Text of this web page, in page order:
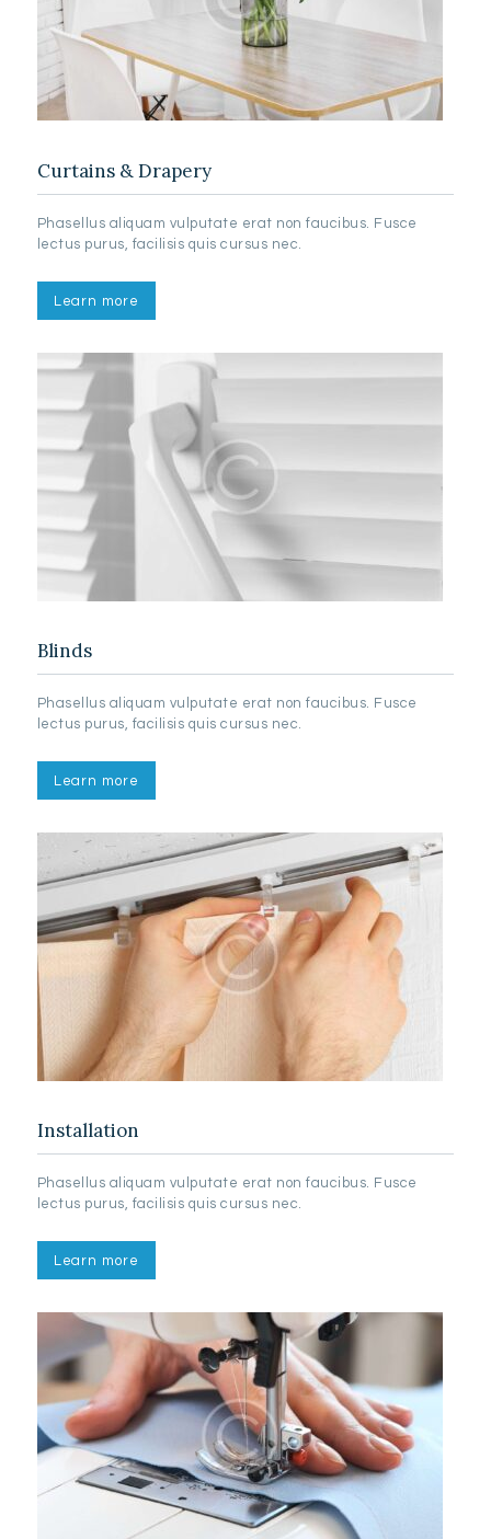
Curtains & Drapery
Phasellus aliquam vulputate erat non faucibus. Fusce
lectus purus, facilisis quis cursus nec.
Learn more
Blinds
Phasellus aliquam vulputate erat non faucibus. Fusce
lectus purus, facilisis quis cursus nec.
Learn more
Installation
Phasellus aliquam vulputate erat non faucibus. Fusce
lectus purus, facilisis quis cursus nec.
Learn more